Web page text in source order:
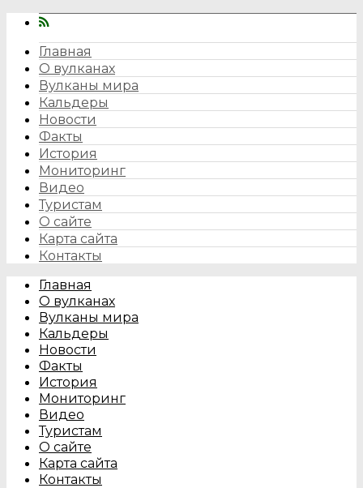
Главная
О вулканах
Вулканы мира
Кальдеры
Новости
Факты
История
Мониторинг
Видео
Туристам
О сайте
Карта сайта
Контакты
Главная
О вулканах
Вулканы мира
Кальдеры
Новости
Факты
История
Мониторинг
Видео
Туристам
О сайте
Карта сайта
Контакты